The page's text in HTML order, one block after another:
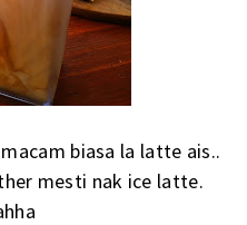
biasa la latte ais..
mesti nak ice latte.